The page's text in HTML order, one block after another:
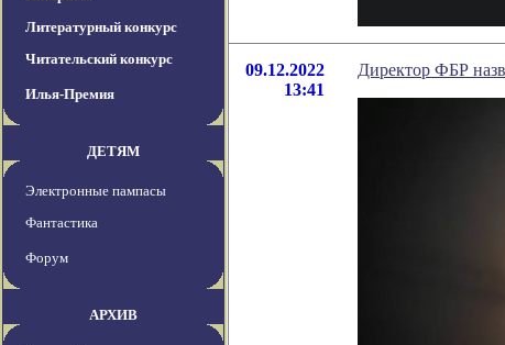
Литературный конкурс
Читательский конкурс
Илья-Премия
ДЕТЯМ
Электронные пампасы
Фантастика
Форум
АРХИВ
09.12.2022
13:41
Директор ФБР